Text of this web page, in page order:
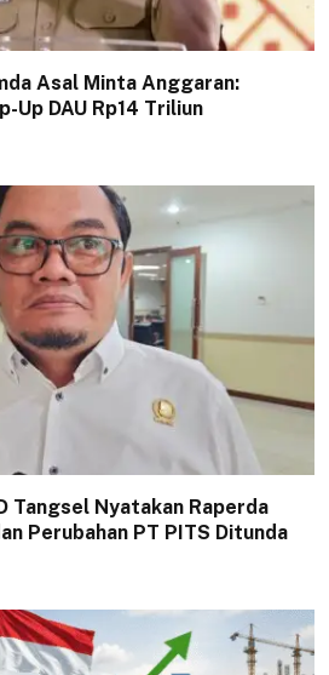
Asal Minta Anggaran:
Up DAU Rp14 Triliun
Tangsel Nyatakan Raperda
Perubahan PT PITS Ditunda